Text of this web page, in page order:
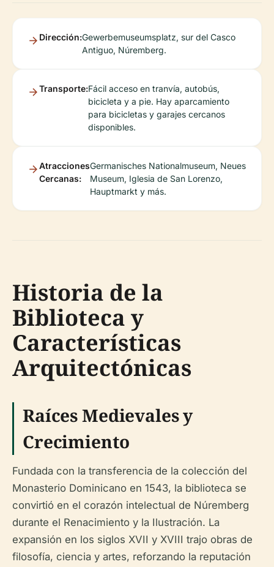
Dirección:Gewerbemuseumsplatz, sur del Casco
Antiguo, Núremberg.
Transporte:Fácil acceso en tranvía, autobús,
bicicleta y a pie. Hay aparcamiento
para bicicletas y garajes cercanos
disponibles.
Atracciones
Cercanas:
Germanisches Nationalmuseum, Neues
Museum, Iglesia de San Lorenzo,
Hauptmarkt y más.
Historia de la
Biblioteca y
Características
Arquitectónicas
Raíces Medievales y
Crecimiento
Fundada con la transferencia de la colección del
Monasterio Dominicano en 1543, la biblioteca se
convirtió en el corazón intelectual de Núremberg
durante el Renacimiento y la Ilustración. La
expansión en los siglos XVII y XVIII trajo obras de
filosofía, ciencia y artes, reforzando la reputación